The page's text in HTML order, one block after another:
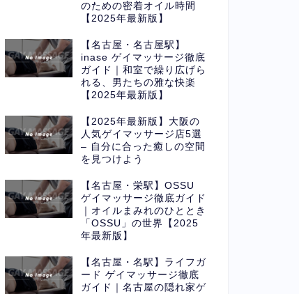
のための密着オイル時間
【2025年最新版】
【名古屋・名古屋駅】
inase ゲイマッサージ徹底
ガイド｜和室で繰り広げら
れる、男たちの雅な快楽
【2025年最新版】
【2025年最新版】大阪の
人気ゲイマッサージ店5選
– 自分に合った癒しの空間
を見つけよう
【名古屋・栄駅】OSSU
ゲイマッサージ徹底ガイド
｜オイルまみれのひととき
「OSSU」の世界【2025
年最新版】
【名古屋・名駅】ライフガ
ード ゲイマッサージ徹底
ガイド｜名古屋の隠れ家ゲ